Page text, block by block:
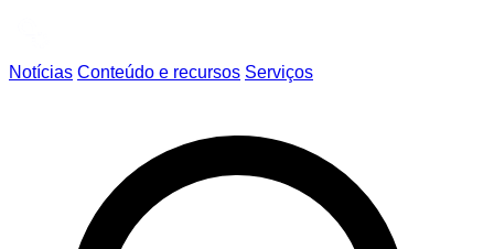
Notícias Conteúdo e recursos Serviços